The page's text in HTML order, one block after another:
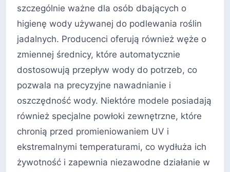
szczególnie ważne dla osób dbających o
higienę wody używanej do podlewania roślin
jadalnych. Producenci oferują również węże o
zmiennej średnicy, które automatycznie
dostosowują przepływ wody do potrzeb, co
pozwala na precyzyjne nawadnianie i
oszczędność wody. Niektóre modele posiadają
również specjalne powłoki zewnętrzne, które
chronią przed promieniowaniem UV i
ekstremalnymi temperaturami, co wydłuża ich
żywotność i zapewnia niezawodne działanie w